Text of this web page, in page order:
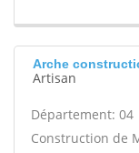
Arche
Artisan
Département: 04
Construction de